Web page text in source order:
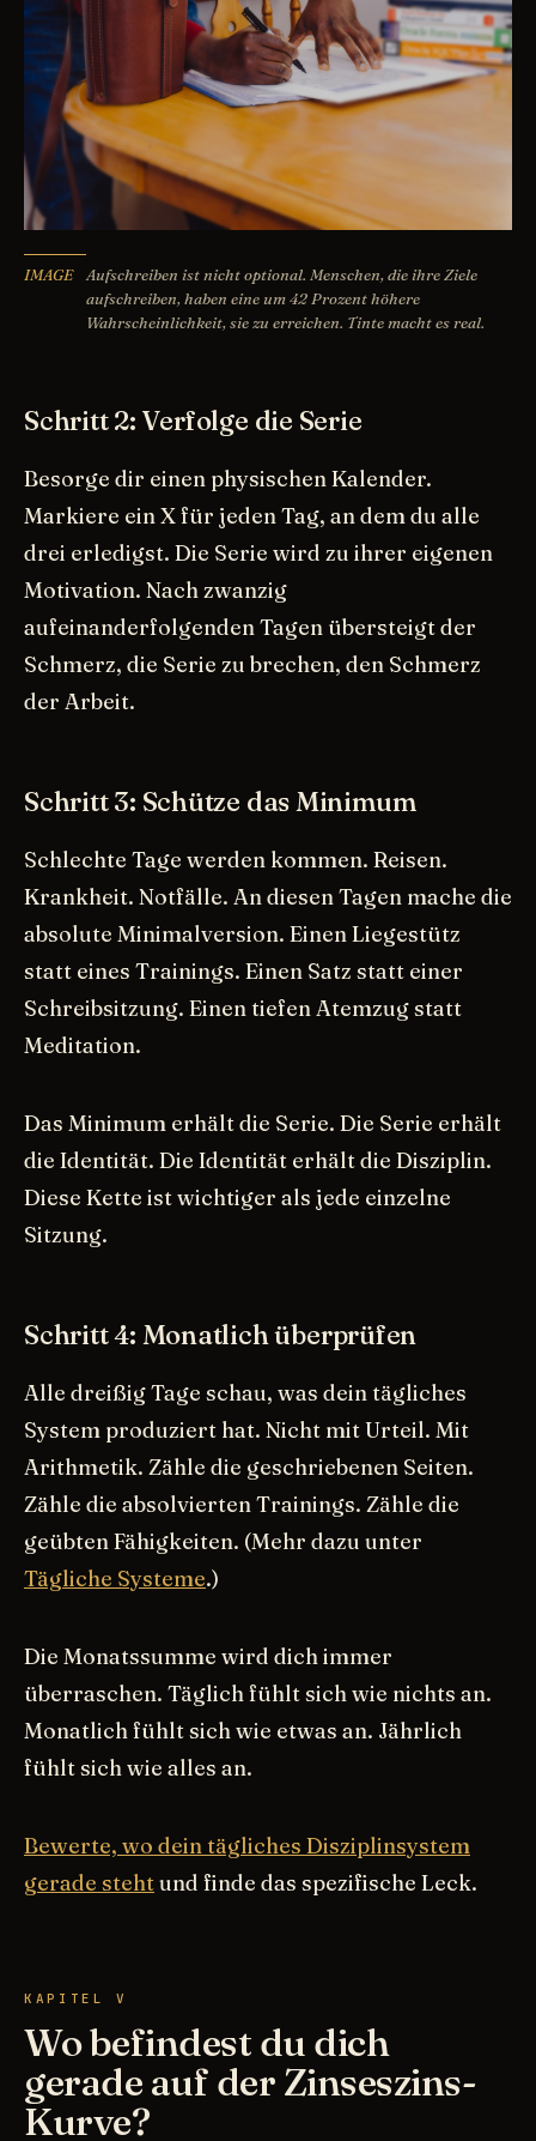
Aufschreiben ist nicht optional. Menschen, die ihre Ziele
aufschreiben, haben eine um 42 Prozent höhere
Wahrscheinlichkeit, sie zu erreichen. Tinte macht es real.
Schritt 2: Verfolge die Serie
Besorge dir einen physischen Kalender.
Markiere ein X für jeden Tag, an dem du alle
drei erledigst. Die Serie wird zu ihrer eigenen
Motivation. Nach zwanzig
aufeinanderfolgenden Tagen übersteigt der
Schmerz, die Serie zu brechen, den Schmerz
der Arbeit.
Schritt 3: Schütze das Minimum
Schlechte Tage werden kommen. Reisen.
Krankheit. Notfälle. An diesen Tagen mache die
absolute Minimalversion. Einen Liegestütz
statt eines Trainings. Einen Satz statt einer
Schreibsitzung. Einen tiefen Atemzug statt
Meditation.
Das Minimum erhält die Serie. Die Serie erhält
die Identität. Die Identität erhält die Disziplin.
Diese Kette ist wichtiger als jede einzelne
Sitzung.
Schritt 4: Monatlich überprüfen
Alle dreißig Tage schau, was dein tägliches
System produziert hat. Nicht mit Urteil. Mit
Arithmetik. Zähle die geschriebenen Seiten.
Zähle die absolvierten Trainings. Zähle die
geübten Fähigkeiten. (Mehr dazu unter
Tägliche Systeme.)
Die Monatssumme wird dich immer
überraschen. Täglich fühlt sich wie nichts an.
Monatlich fühlt sich wie etwas an. Jährlich
fühlt sich wie alles an.
Bewerte, wo dein tägliches Disziplinsystem
gerade stehtund finde das spezifische Leck.
KAPITEL V
Wo befindest du dich
gerade auf der Zinseszins-
Kurve?